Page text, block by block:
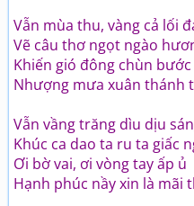
Vẫn mùa thu, vàng cả lối
Vẽ câu thơ ngọt ngào
Khiến gió đông chùn
Nhượng mưa xuân thánh
Vẫn vầng trăng dìu dịu
Khúc ca dao ta ru ta giấc
Ơi bờ vai, ơi vòng tay ấp ủ
Hạnh phúc nầy xin là mãi